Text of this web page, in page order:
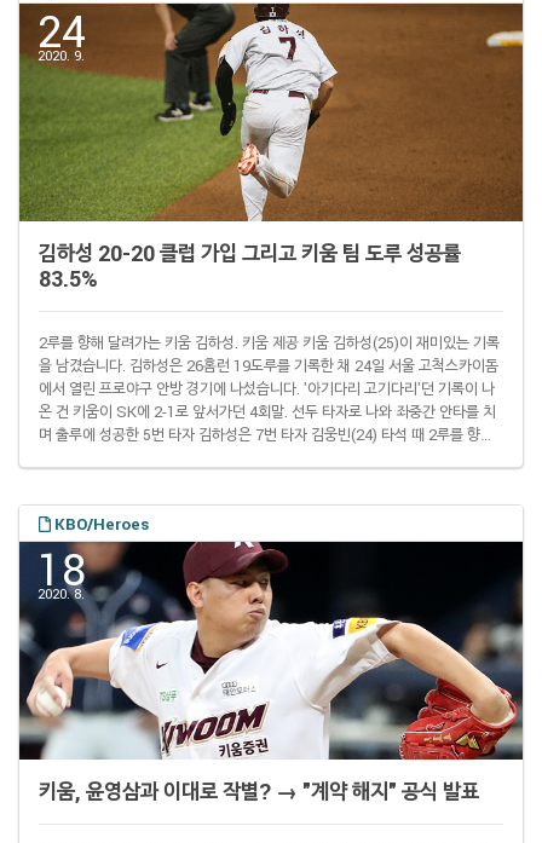
24
2020. 9.
김하성 20-20 클럽 가입 그리고 키움 팀 도루 성공률
83.5%
2루를 향해 달려가는 키움 김하성. 키움 제공 키움 김하성(25)이 재미있는 기록
을 남겼습니다. 김하성은 26홈런 19도루를 기록한 채 24일 서울 고척스카이돔
에서 열린 프로야구 안방 경기에 나섰습니다. '아기다리 고기다리'던 기록이 나
온 건 키움이 SK에 2-1로 앞서가던 4회말. 선두 타자로 나와 좌중간 안타를 치
며 출루에 성공한 5번 타자 김하성은 7번 타자 김웅빈(24) 타석 때 2루를 향해
면 캡처 이 도루 성공이 특별한 건 그저 김하성이 2016년에 이어 개인 통산 두
번째로 20홈런-20도루 클럽에 가입했기 때문만은 아닙니다. 김하성은 이..
KBO/Heroes
18
2020. 8.
키움, 윤영삼과 이대로 작별? → "계약 해지" 공식 발표